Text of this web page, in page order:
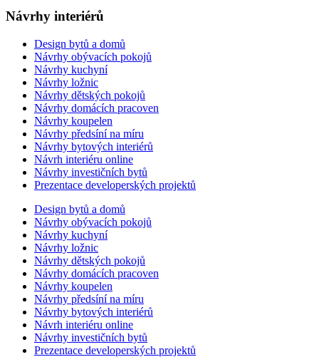
Návrhy interiérů
Design bytů a domů
Návrhy obývacích pokojů
Návrhy kuchyní
Návrhy ložnic
Návrhy dětských pokojů
Návrhy domácích pracoven
Návrhy koupelen
Návrhy předsíní na míru
Návrhy bytových interiérů
Návrh interiéru online
Návrhy investičních bytů
Prezentace developerských projektů
Design bytů a domů
Návrhy obývacích pokojů
Návrhy kuchyní
Návrhy ložnic
Návrhy dětských pokojů
Návrhy domácích pracoven
Návrhy koupelen
Návrhy předsíní na míru
Návrhy bytových interiérů
Návrh interiéru online
Návrhy investičních bytů
Prezentace developerských projektů